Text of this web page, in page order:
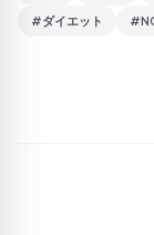
#ダイエット